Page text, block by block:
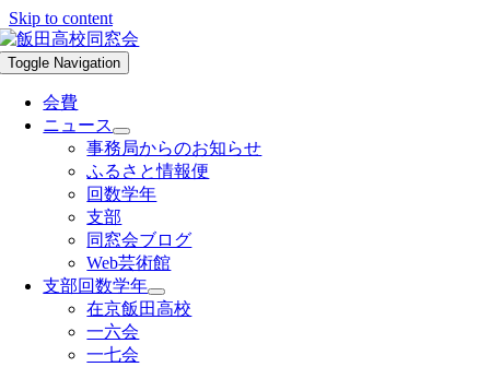
Skip to content
Toggle Navigation
会費
ニュース
事務局からのお知らせ
ふるさと情報便
回数学年
支部
同窓会ブログ
Web芸術館
支部回数学年
在京飯田高校
一六会
一七会